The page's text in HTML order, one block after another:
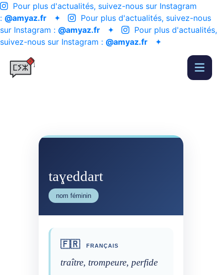
Pour plus d'actualités, suivez-nous sur Instagram
: @amyaz.fr ✦
Pour plus d'actualités, suivez-nous
sur Instagram : @amyaz.fr ✦
Pour plus d'actualités,
suivez-nous sur Instagram : @amyaz.fr ✦
taɣeddart
nom féminin
🇫🇷 FRANÇAIS
traître, trompeure, perfide